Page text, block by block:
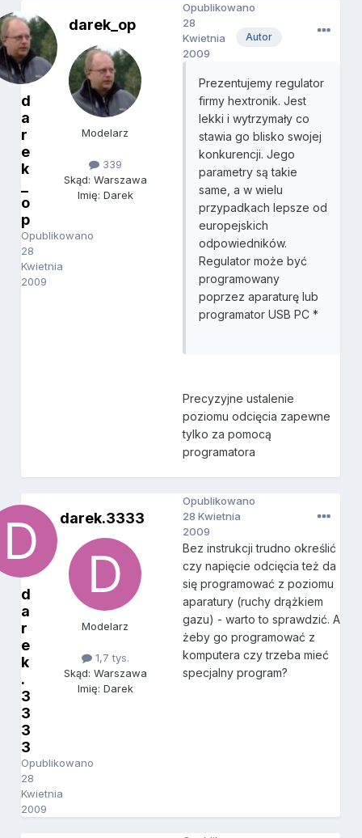
d
a
r
e
k
o
p
Opublikowano
28
Kwietnia
2009
darek_op
Modelarz
339
Skąd: Warszawa
Imię: Darek
Autor
Opublikowano
28
Kwietnia
2009
Prezentujemy regulator
firmy hextronik. Jest
lekki i wytrzymały co
stawia go blisko swojej
konkurencji. Jego
parametry są takie
same, a w wielu
przypadkach lepsze od
europejskich
odpowiedników.
Regulator może być
programowany
poprzez aparaturę lub
programator USB PC *
Precyzyjne ustalenie
poziomu odcięcia zapewne
tylko za pomocą
programatora
d
a
r
e
k
.
3
3
3
3
Opublikowano
28
Kwietnia
2009
darek.3333
Modelarz
1,7 tys.
Skąd: Warszawa
Imię: Darek
Opublikowano
28 Kwietnia
2009
Bez instrukcji trudno określić
czy napięcie odcięcia też da
się programować z poziomu
aparatury (ruchy drążkiem
gazu) - warto to sprawdzić. A
żeby go programować z
komputera czy trzeba mieć
specjalny program?